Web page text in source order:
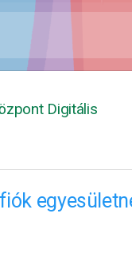
Digitális